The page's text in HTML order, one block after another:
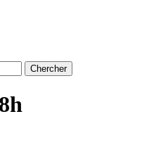
Chercher